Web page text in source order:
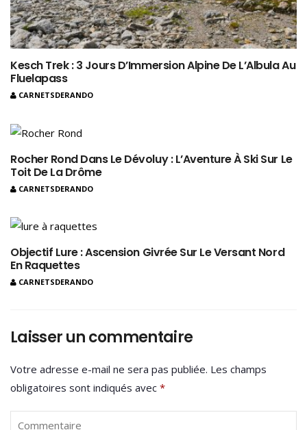
Kesch Trek : 3 Jours D’Immersion Alpine De L’Albula Au
Fluelapass
CARNETSDERANDO
Rocher Rond Dans Le Dévoluy : L’Aventure À Ski Sur Le
Toit De La Drôme
CARNETSDERANDO
Objectif Lure : Ascension Givrée Sur Le Versant Nord
En Raquettes
CARNETSDERANDO
Laisser un commentaire
Votre adresse e-mail ne sera pas publiée. Les champs
obligatoires sont indiqués avec *